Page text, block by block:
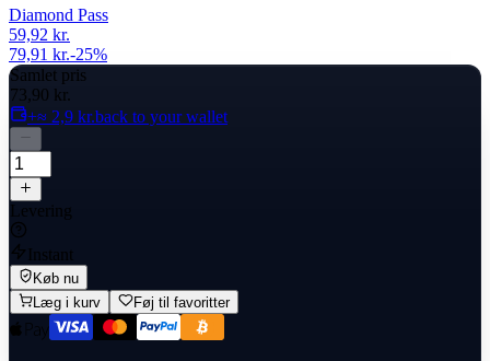
Diamond Pass
59,92 kr.
79,91 kr.-25%
Samlet pris
73,90 kr.
+≈ 2,9 kr.back to your wallet
Levering
Instant
Køb nu
Læg i kurv
Føj til favoritter